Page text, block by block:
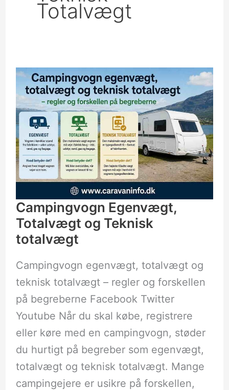
Totalvægt
Campingvogn Egenvægt,
Totalvægt og Teknisk
totalvægt
Campingvogn egenvægt, totalvægt og
teknisk totalvægt – regler og forskellen
på begreberne Facebook Twitter
Youtube Når du skal købe, registrere
eller køre med en campingvogn, støder
du hurtigt på begreber som egenvægt,
totalvægt og teknisk totalvægt. Mange
campingejere er usikre på forskellen,
Egenvægt,
Totalvægt
og
Teknisk
totalvægt